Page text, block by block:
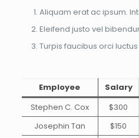
Aliquam erat ac ipsum.
Eleifend justo vel
Turpis faucibus orci
Employee Salary
Stephen C. Cox
$300
Josephin Tan
$150